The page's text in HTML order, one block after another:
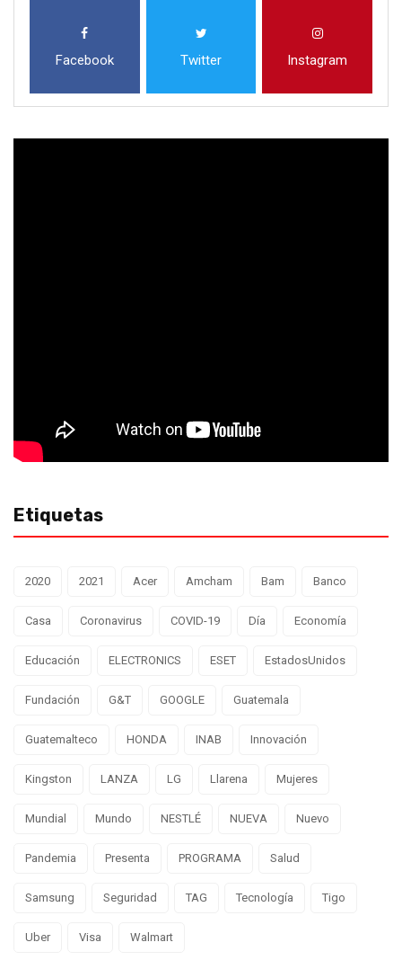
Facebook Twitter Instagram
Etiquetas
2020 2021 Acer Amcham Bam Banco
Casa Coronavirus COVID-19 Día Economía
Educación ELECTRONICS ESET EstadosUnidos
Fundación G&T GOOGLE Guatemala
Guatemalteco HONDA INAB Innovación
Kingston LANZA LG Llarena Mujeres
Mundial Mundo NESTLÉ NUEVA Nuevo
Pandemia Presenta PROGRAMA Salud
Samsung Seguridad TAG Tecnología Tigo
Uber Visa Walmart